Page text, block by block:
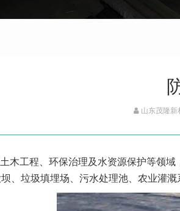
山东茂隆新
木工程、环保治理及水资源保护等领
、垃圾填埋场、污水处理池、农业灌